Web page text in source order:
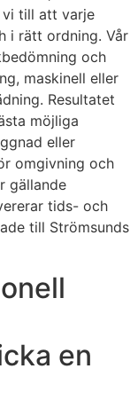
till att varje
i rätt ordning. Vår
och
maskinell eller
Resultatet
möjliga
eller
omgivning och
gällande
tids- och
till Strömsunds
en